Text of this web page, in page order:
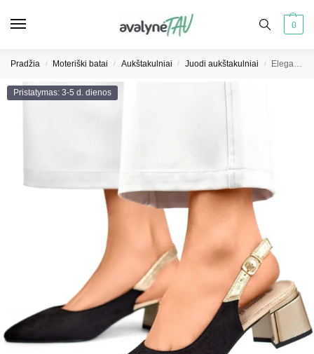
0
Pradžia / Moteriški batai / Aukštakulniai / Juodi aukštakulniai / Elegantiškos zomšinės basutės su atviru kulnu ir žemu smailiu kulnu
Pristatymas: 3-5 d. dienos